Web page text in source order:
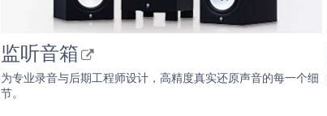
监听音箱
为专业录音与后期工程师设计，高精度真实还原声音的每一个细
节。